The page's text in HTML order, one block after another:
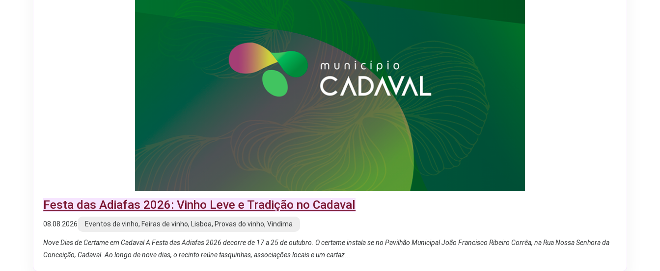
Festa das Adiafas 2026: Vinho Leve e Tradição no Cadaval
08.08.2026 Eventos de vinho, Feiras de vinho, Lisboa, Provas do vinho, Vindima
Nove Dias de Certame em Cadaval A Festa das Adiafas 2026 decorre de 17 a 25 de outubro. O certame instala se no Pavilhão Municipal João Francisco Ribeiro Corrêa, na Rua Nossa Senhora da
Conceição, Cadaval. Ao longo de nove dias, o recinto reúne tasquinhas, associações locais e um cartaz...